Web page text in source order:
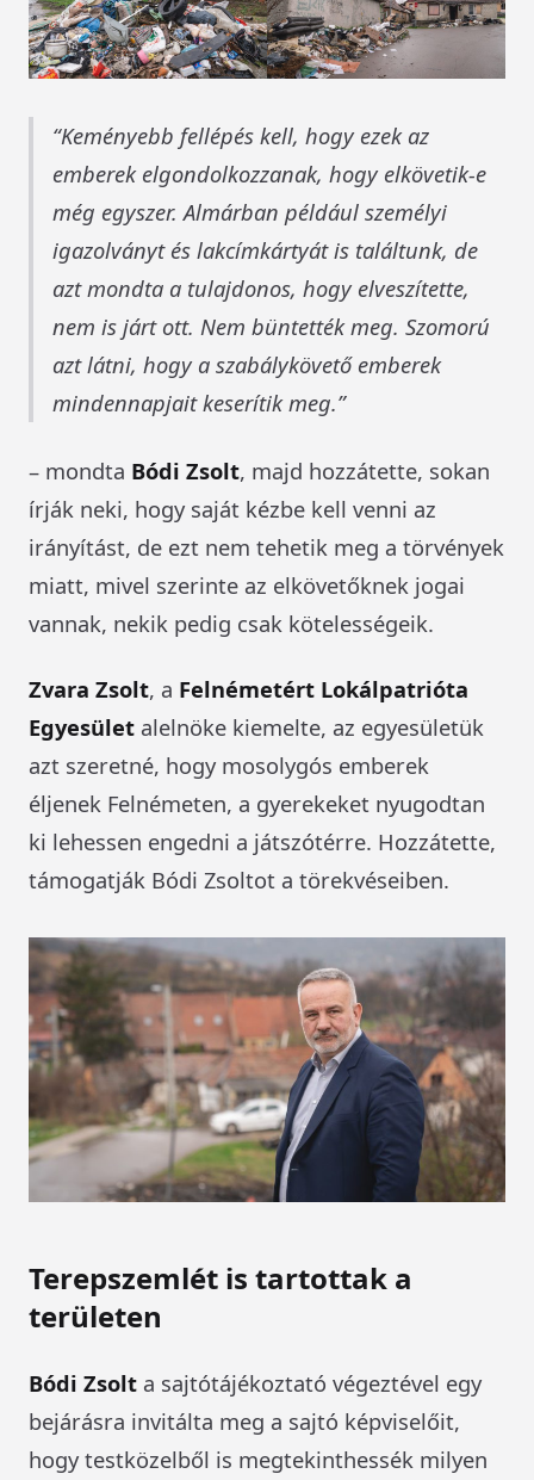
Keményebb fellépés kell, hogy ezek az
emberek elgondolkozzanak, hogy elkövetik-e
még egyszer. Almárban például személyi
igazolványt és lakcímkártyát is találtunk, de
azt mondta a tulajdonos, hogy elveszítette,
nem is járt ott. Nem büntették meg. Szomorú
azt látni, hogy a szabálykövető emberek
mindennapjait keserítik meg.
– mondta Bódi Zsolt, majd hozzátette, sokan
írják neki, hogy saját kézbe kell venni az
irányítást, de ezt nem tehetik meg a törvények
miatt, mivel szerinte az elkövetőknek jogai
vannak, nekik pedig csak kötelességeik.
Zvara Zsolt, a Felnémetért Lokálpatrióta
Egyesület alelnöke kiemelte, az egyesületük
azt szeretné, hogy mosolygós emberek
éljenek Felnémeten, a gyerekeket nyugodtan
ki lehessen engedni a játszótérre. Hozzátette,
támogatják Bódi Zsoltot a törekvéseiben.
Terepszemlét is tartottak a
területen
Bódi Zsolt a sajtótájékoztató végeztével egy
bejárásra invitálta meg a sajtó képviselőit,
hogy testközelből is megtekinthessék milyen